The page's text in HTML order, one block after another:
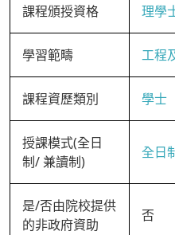
課程頒授資格 理學
學習範疇 工程
課程資歷類別 學士
授課模式(全日
制/ 兼讀制)
全日
是/否由院校提供
的非政府資助
否